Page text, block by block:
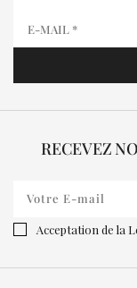
RECEVEZ
Acceptation de la